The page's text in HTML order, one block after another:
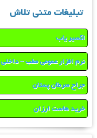
تبلیغات متنی تلاش
اکسیر یاب
نرم افزار عمومی مطب – داخلی
جراح سرطان پستان
خرید هاست ارزان